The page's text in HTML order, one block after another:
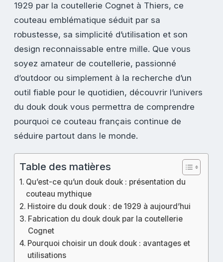
1929 par la coutellerie Cognet à Thiers, ce
couteau emblématique séduit par sa
robustesse, sa simplicité d’utilisation et son
design reconnaissable entre mille. Que vous
soyez amateur de coutellerie, passionné
d’outdoor ou simplement à la recherche d’un
outil fiable pour le quotidien, découvrir l’univers
du douk douk vous permettra de comprendre
pourquoi ce couteau français continue de
séduire partout dans le monde.
Table des matières
Qu’est-ce qu’un douk douk : présentation du
couteau mythique
Histoire du douk douk : de 1929 à aujourd’hui
Fabrication du douk douk par la coutellerie
Cognet
Pourquoi choisir un douk douk : avantages et
utilisations